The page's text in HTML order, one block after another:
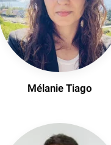
Mélanie Tiago